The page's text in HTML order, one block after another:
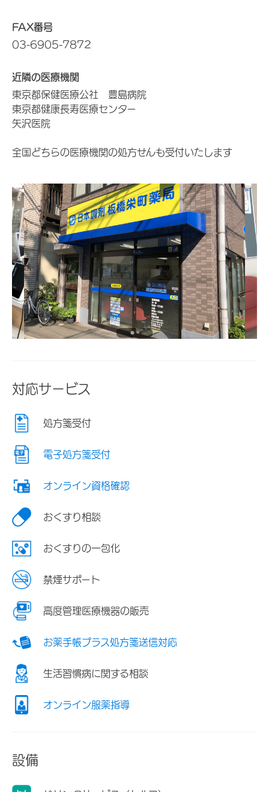
FAX番号
03-6905-7872
近隣の医療機関
東京都保健医療公社 豊島病院
東京都健康長寿医療センター
矢沢医院
全国どちらの医療機関の処方せんも受付いたします
対応サービス
処方箋受付
電子処方箋受付
オンライン資格確認
おくすり相談
おくすりの一包化
禁煙サポート
高度管理医療機器の販売
お薬手帳プラス処方箋送信対応
生活習慣病に関する相談
オンライン服薬指導
設備